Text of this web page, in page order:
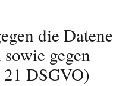
die
gegen
DSGVO)